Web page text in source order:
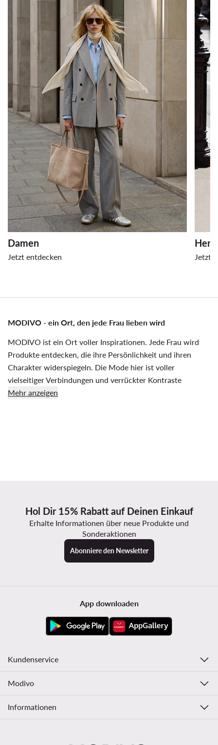
Damen
Jetzt entdecken Jetzt
MODIVO - ein Ort, den jede Frau lieben wird
MODIVO ist ein Ort voller Inspirationen. Jede Frau wird
Produkte entdecken, die ihre Persönlichkeit und ihren
Charakter widerspiegeln. Die Mode hier ist voller
vielseitiger Verbindungen und verrückter Kontraste
Mehr anzeigen
Hol Dir 15% Rabatt auf Deinen Einkauf
Erhalte Informationen über neue Produkte und
Sonderaktionen
Abonniere den Newsletter
App downloaden
Kundenservice
Modivo
Informationen